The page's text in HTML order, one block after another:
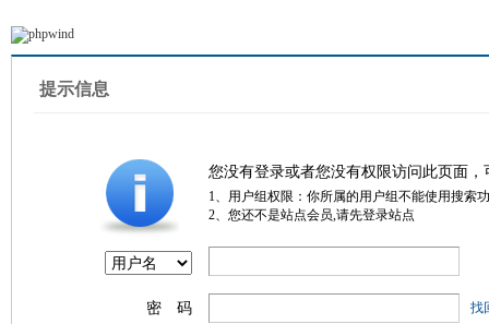
提示信息
您没有登录或者您没有权限访问此页面
1、用户组权限：你所属的用户组不能使用搜索
2、您还不是站点会员,请先登录站点
密 码 找